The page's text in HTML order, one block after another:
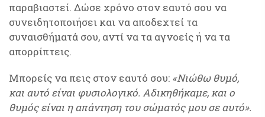
παραβιαστεί. Δώσε χρόνο στον εαυτό σου να
συνειδητοποιήσει και να αποδεχτεί τα
συναισθήματά σου, αντί να τα αγνοείς ή να τα
απορρίπτεις.
Μπορείς να πεις στον εαυτό σου: «Νιώθω θυμό,
και αυτό είναι φυσιολογικό. Αδικηθήκαμε, και ο
θυμός είναι η απάντηση του σώματός μου σε αυτό».